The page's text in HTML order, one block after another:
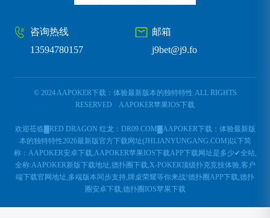
邮箱
j9bet@j9.fo
咨询热线
13594780157
© 2024 AAPOKER下载：体验最新版本的独特特性 ALL RIGHTS
RESERVED AAPOKER苹果IOS下载
欢迎莅临▓RED DRAGON 红龙：DR09.COM▓AAPOKER下载：体验最新版
本的独特特性2026最新版官方下载网址(JHLIANYUNGANG.COM)以下简
称：AAPOKER安卓下载,AAPOKER苹果IOS下载APP下载网址是多少✔全站,
全称:AAPOKER新版下载地址,德扑圈下载,X-POKER顶级扑克竞技体验,客户
端下载官网地址,多端版本同步支持,牌桌荣耀等你来战!德扑圈APP下载,德扑
圈安卓下载,德扑圈IOS苹果下载